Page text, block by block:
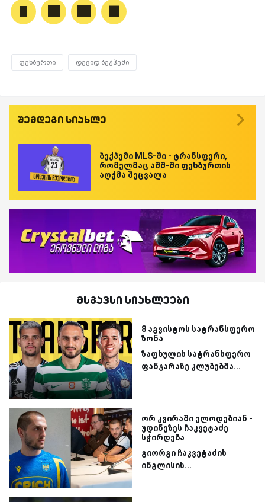
ფეხბურთი დევიდ ბექჰემი
შემდეგი სიახლე
ბექჰემი MLS-ში - ტრანსფერი,
რომელმაც აშშ-ში ფეხბურთის
აღქმა შეცვალა
მსგავსი სიახლეები
8 აგვისტოს სატრანსფერო
ზონა
ზაფხულის სატრანსფერო
ფანჯარაზე კლუბებმა...
ორ კვირაში ელოდებიან -
უდინეზეს ჩაკვეტაძე
სჭირდება
გიორგი ჩაკვეტაძის
ინგლისის...